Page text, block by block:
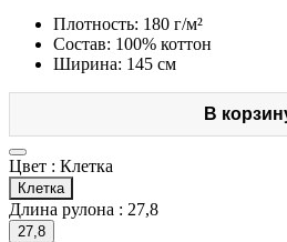
Плотность: 180 г/м²
Состав: 100% коттон
Ширина: 145 см
В
Цвет : Клетка
Клетка
Длина рулона : 27,8
27,8